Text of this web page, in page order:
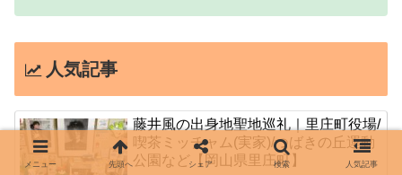
人気記事
藤井風の出身地聖地巡礼｜里庄町役場/
喫茶ミッチャム(実家)/つばきの丘運動
公園など【岡山県里庄町】
メニュー 先頭へ シェア 検索 人気記事